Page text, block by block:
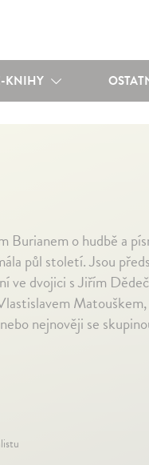
KNIHY
Burianem o hudbě a
půl století. Jsou
ve dvojici s Jiřím
nejnověji se